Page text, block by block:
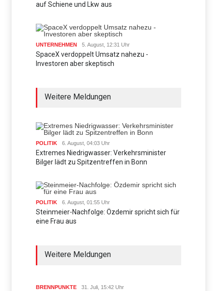
auf Schiene und Lkw aus
UNTERNEHMEN 5. August, 12:31 Uhr
SpaceX verdoppelt Umsatz nahezu -
Investoren aber skeptisch
Weitere Meldungen
POLITIK 6. August, 04:03 Uhr
Extremes Niedrigwasser: Verkehrsminister
Bilger lädt zu Spitzentreffen in Bonn
POLITIK 6. August, 01:55 Uhr
Steinmeier-Nachfolge: Özdemir spricht sich für
eine Frau aus
Weitere Meldungen
BRENNPUNKTE 31. Juli, 15:42 Uhr